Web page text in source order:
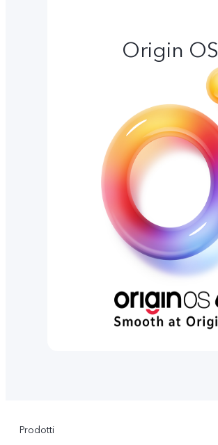
Origin OS
Prodotti